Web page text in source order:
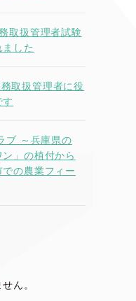
取扱管理者試験
した
取扱管理者に役
ブ ～兵庫県の
」の植付から
の農業フィー
ん。